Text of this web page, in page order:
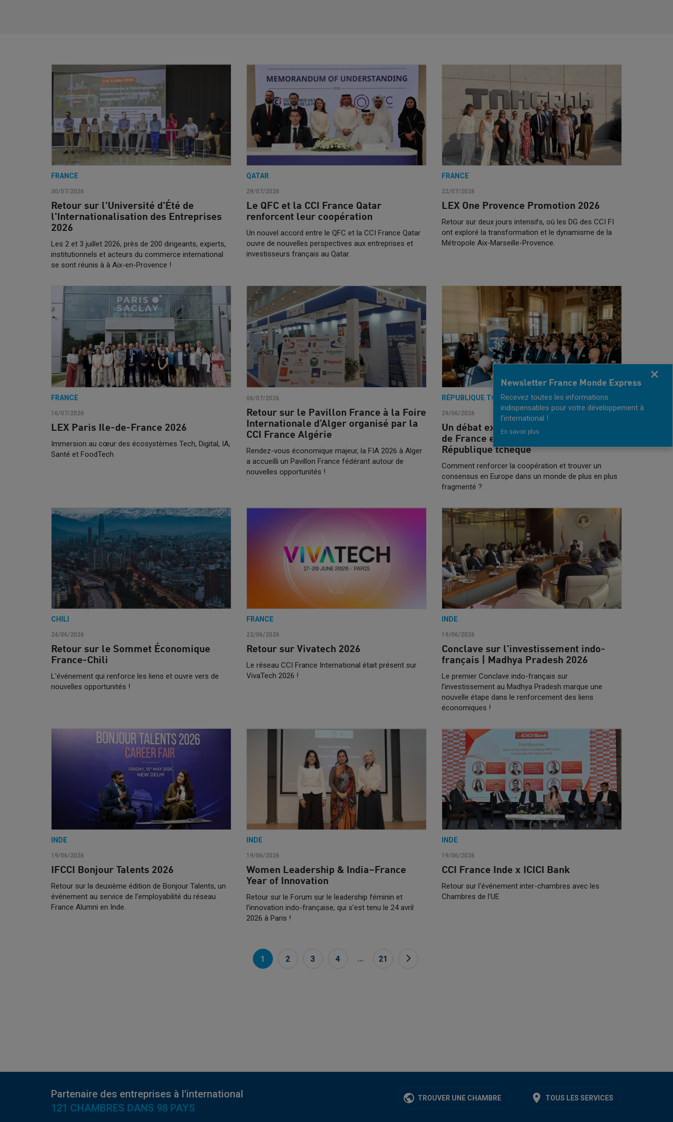
FRANCE
30/07/2026
Retour sur l'Université d'Été de
l'Internationalisation des Entreprises
2026
Les 2 et 3 juillet 2026, près de 200 dirigeants, experts,
institutionnels et acteurs du commerce international
se sont réunis à à Aix-en-Provence !
QATAR
29/07/2026
Le QFC et la CCI France Qatar
renforcent leur coopération
Un nouvel accord entre le QFC et la CCI France Qatar
ouvre de nouvelles perspectives aux entreprises et
investisseurs français au Qatar.
FRANCE
22/07/2026
LEX One Provence Promotion 2026
Retour sur deux jours intensifs, où les DG des CCI FI
ont exploré la transformation et le dynamisme de la
Métropole Aix-Marseille-Provence.
FRANCE
16/07/2026
LEX Paris Ile-de-France 2026
Immersion au cœur des écosystèmes Tech, Digital, IA,
Santé et FoodTech
06/07/2026
Retour sur le Pavillon France à la Foire
Internationale d’Alger organisé par la
CCI France Algérie
Rendez-vous économique majeur, la FIA 2026 à Alger
a accueilli un Pavillon France fédérant autour de
nouvelles opportunités !
RÉPUBLIQUE TCHÈQUE
29/06/2026
Un débat exclusif entre l’ambassadeur
de France et d’Allemagne en
République tchèque
Comment renforcer la coopération et trouver un
consensus en Europe dans un monde de plus en plus
fragmenté ?
CHILI
24/06/2026
Retour sur le Sommet Économique
France-Chili
L'événement qui renforce les liens et ouvre vers de
nouvelles opportunités !
FRANCE
22/06/2026
Retour sur Vivatech 2026
Le réseau CCI France International était présent sur
VivaTech 2026 !
INDE
19/06/2026
Conclave sur l'investissement indo-
français | Madhya Pradesh 2026
Le premier Conclave indo-français sur
l’investissement au Madhya Pradesh marque une
nouvelle étape dans le renforcement des liens
économiques !
INDE
19/06/2026
IFCCI Bonjour Talents 2026
Retour sur la deuxième édition de Bonjour Talents, un
événement au service de l’employabilité du réseau
France Alumni en Inde.
INDE
19/06/2026
Women Leadership & India–France
Year of Innovation
Retour sur le Forum sur le leadership féminin et
l’innovation indo-française, qui s’est tenu le 24 avril
2026 à Paris !
INDE
19/06/2026
CCI France Inde x ICICI Bank
Retour sur l'événement inter-chambres avec les
Chambres de l’UE
1 2 3 4 ... 21
Partenaire des entreprises à l'international
121 CHAMBRES DANS 98 PAYS
TOUS LES SERVICES
TROUVER UNE CHAMBRE
Newsletter France Monde Express
Recevez toutes les informations
indispensables pour votre développement à
l'international !
En savoir plus